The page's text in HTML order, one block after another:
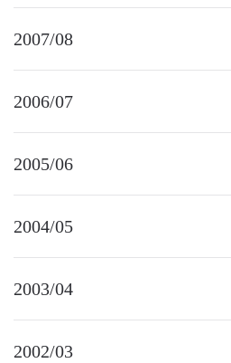
2007/08
2006/07
2005/06
2004/05
2003/04
2002/03